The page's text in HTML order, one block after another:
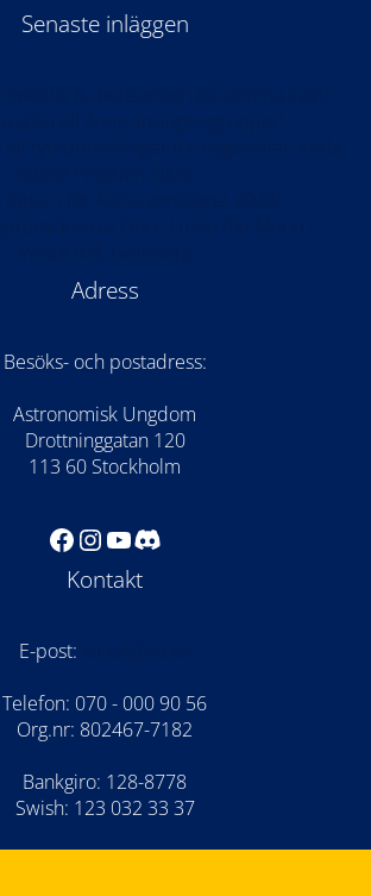
Senaste inläggen
Adress
Besöks- och postadress:
Astronomisk Ungdom
Drottninggatan 120
113 60 Stockholm
Facebook
Instagram
YouTube
Discord
Kontakt
E-post:
Telefon: 070 - 000 90 56
Org.nr: 802467-7182
Bankgiro: 128-8778
Swish: 123 032 33 37